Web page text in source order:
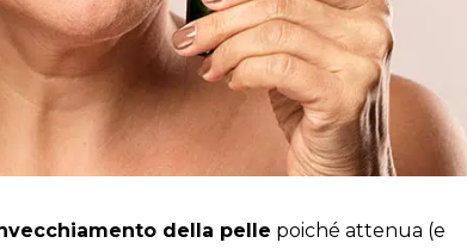
della pelle poiché attenua (e